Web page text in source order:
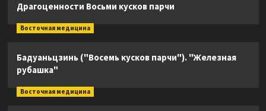
Драгоценности Восьми кусков парчи
Восточная медицина
Бадуаньцзинь ("Восемь кусков парчи"). "Железная
рубашка"
Восточная медицина